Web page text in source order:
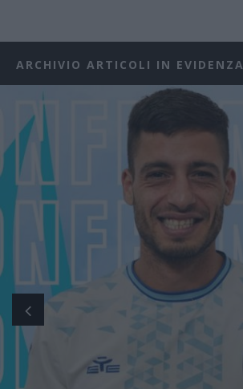
ARCHIVIO ARTICOLI IN EVIDENZA